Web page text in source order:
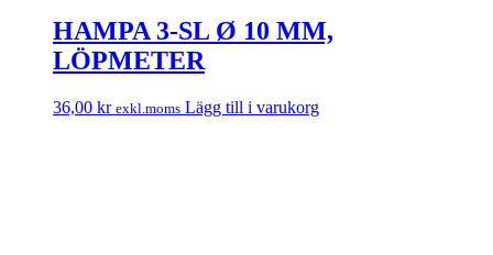
HAMPA 3-SL Ø 10 MM,
LÖPMETER
36,00 kr exkl.moms Lägg till i varukorg